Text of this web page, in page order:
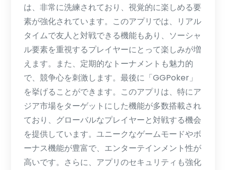
は、非常に洗練されており、視覚的に楽しめる要
素が強化されています。このアプリでは、リアル
タイムで友人と対戦できる機能もあり、ソーシャ
ル要素を重視するプレイヤーにとって楽しみが増
えます。また、定期的なトーナメントも魅力的
で、競争心を刺激します。最後に「GGPoker」
を挙げることができます。このアプリは、特にア
ジア市場をターゲットにした機能が多数搭載され
ており、グローバルなプレイヤーと対戦する機会
を提供しています。ユニークなゲームモードやボ
ーナス機能が豊富で、エンターテインメント性が
高いです。さらに、アプリのセキュリティも強化